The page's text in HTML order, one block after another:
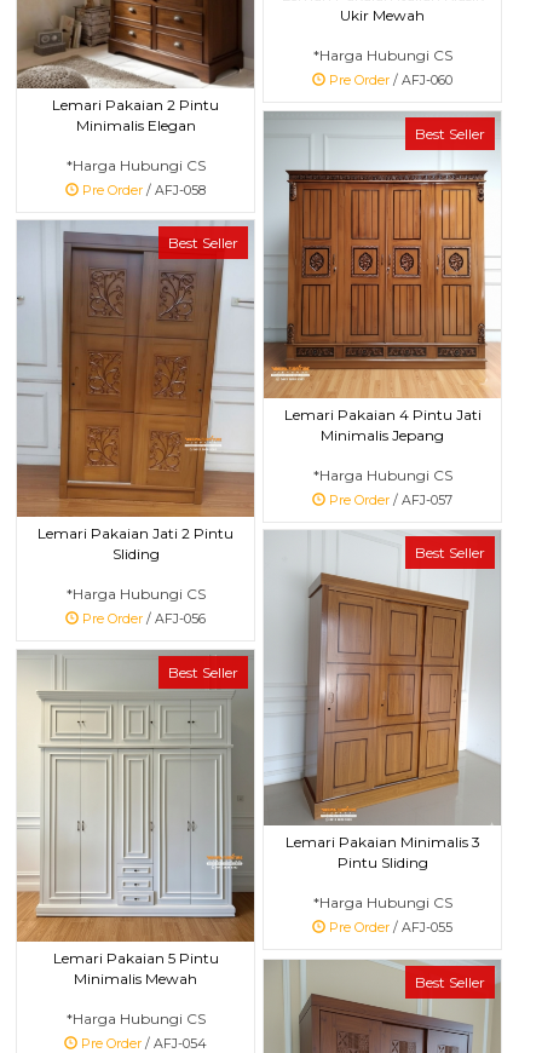
Ukir Mewah
*Harga Hubungi CS
Pre Order / AFJ-060
Lemari Pakaian 2 Pintu
Minimalis Elegan
*Harga Hubungi CS
Pre Order / AFJ-058
Best Seller
Lemari Pakaian 4 Pintu Jati
Minimalis Jepang
*Harga Hubungi CS
Pre Order / AFJ-057
Best Seller
Lemari Pakaian Jati 2 Pintu
Sliding
*Harga Hubungi CS
Pre Order / AFJ-056
Best Seller
Lemari Pakaian Minimalis 3
Pintu Sliding
*Harga Hubungi CS
Pre Order / AFJ-055
Best Seller
Lemari Pakaian 5 Pintu
Minimalis Mewah
*Harga Hubungi CS
Pre Order / AFJ-054
Best Seller